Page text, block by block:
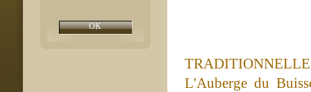
L'Auberge du